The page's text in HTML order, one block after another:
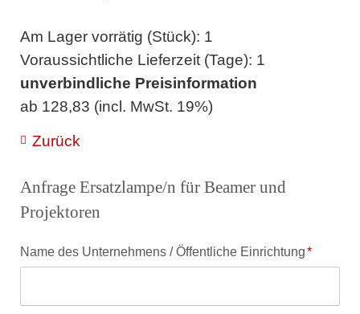
Am Lager vorrätig (Stück): 1
Voraussichtliche Lieferzeit (Tage): 1
unverbindliche Preisinformation
ab 128,83 (incl. MwSt. 19%)
Zurück
Anfrage Ersatzlampe/n für Beamer und
Projektoren
Pflichtfeld
Name des Unternehmens / Öffentliche Einrichtung*